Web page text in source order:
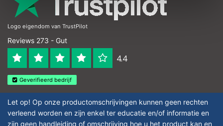
Logo eigendom van TrustPilot
Reviews 273 - Gut
4.4
Geverifieerd bedrijf
Let op! Op onze productomschrijvingen kunnen geen rechten
verleend worden en zijn enkel ter educatie en/of informatie en
zijn geen handleiding of omschrijving hoe u het product kan en